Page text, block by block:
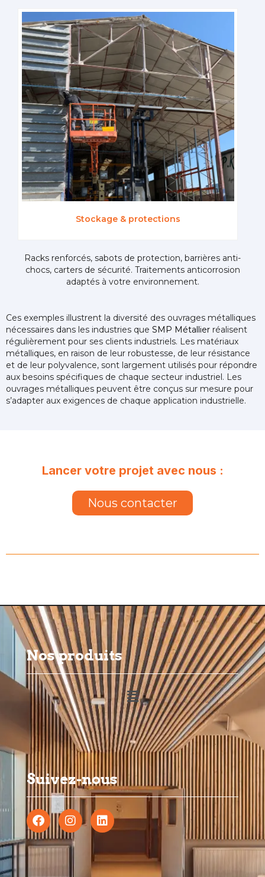
Stockage & protections
Racks renforcés, sabots de protection, barrières anti-
chocs, carters de sécurité. Traitements anticorrosion
adaptés à votre environnement.
Ces exemples illustrent la diversité des ouvrages métalliques
nécessaires dans les industries que SMP Métallier réalisent
régulièrement pour ses clients industriels. Les matériaux
métalliques, en raison de leur robustesse, de leur résistance
et de leur polyvalence, sont largement utilisés pour répondre
aux besoins spécifiques de chaque secteur industriel. Les
ouvrages métalliques peuvent être conçus sur mesure pour
s’adapter aux exigences de chaque application industrielle.
Lancer votre projet avec nous :
Nous contacter
Nos produits
Suivez-nous